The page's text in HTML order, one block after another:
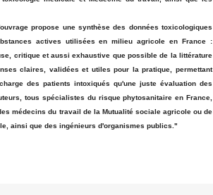
propose une synthèse des données toxicologiques
actives utilisées en milieu agricole en France :
critique et aussi exhaustive que possible de la littérature
claires, validées et utiles pour la pratique, permettant
des patients intoxiqués qu'une juste évaluation des
tous spécialistes du risque phytosanitaire en France,
médecins du travail de la Mutualité sociale agricole ou de
ainsi que des ingénieurs d'organismes publics."